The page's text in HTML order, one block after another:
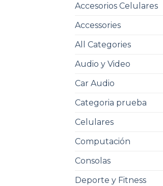
Accesorios Celulares
Accessories
All Categories
Audio y Video
Car Audio
Categoria prueba
Celulares
Computación
Consolas
Deporte y Fitness